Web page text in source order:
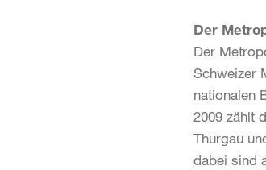
Der
Der
Schweizer
nationalen
2009 zählt
Thurgau
dabei sind